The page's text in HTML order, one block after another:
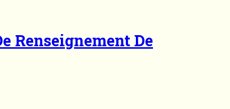
Renseignement De